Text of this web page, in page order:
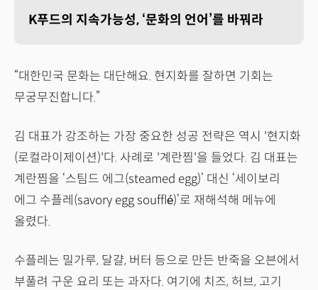
K푸드의 지속가능성, ‘문화의 언어’를 바꿔라
“대한민국 문화는 대단해요. 현지화를 잘하면 기회는
무궁무진합니다.”
김 대표가 강조하는 가장 중요한 성공 전략은 역시 '현지화
(로컬라이제이션)'다. 사례로 '계란찜'을 들었다. 김 대표는
계란찜을 ‘스팀드 에그(steamed egg)’ 대신 ‘세이보리
에그 수플레(savory egg soufflé)’로 재해석해 메뉴에
올렸다.
수플레는 밀가루, 달걀, 버터 등으로 만든 반죽을 오븐에서
부풀려 구운 요리 또는 과자다. 여기에 치즈, 허브, 고기